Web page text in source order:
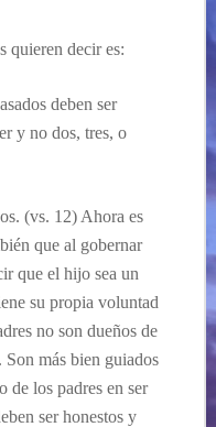
quieren decir es:
deben ser
y nodos, tres, o
(vs. 12) Ahora es
que al gobernar
que el hijo sea un
su propia voluntad
no son dueños de
Son más bien guiados
de los padres en ser
eben ser honestosy